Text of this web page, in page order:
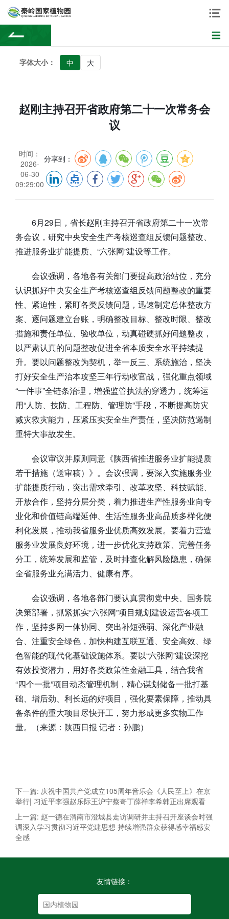
字体大小： 中 大
赵刚主持召开省政府第二十一次常务会
议
时间：
2026-
06-30
09:29:00
分享到：
6月29日，省长赵刚主持召开省政府第二十一次常
务会议，研究中央安全生产考核巡查组反馈问题整改、
推进服务业扩能提质、“六张网”建设等工作。
会议强调，各地各有关部门要提高政治站位，充分
认识抓好中央安全生产考核巡查组反馈问题整改的重要
性、紧迫性，紧盯各类反馈问题，迅速制定总体整改方
案、逐问题建立台账，明确整改目标、整改时限、整改
措施和责任单位、验收单位，动真碰硬抓好问题整改，
以严肃认真的问题整改促进全省本质安全水平持续提
升。要以问题整改为契机，举一反三、系统施治，坚决
打好安全生产治本攻坚三年行动收官战，强化重点领域
“一件事”全链条治理，增强监管执法的穿透力，统筹运
用“人防、技防、工程防、管理防”手段，不断提高防灾
减灾救灾能力，压紧压实安全生产责任，坚决防范遏制
重特大事故发生。
会议审议并原则同意《陕西省推进服务业扩能提质
若干措施（送审稿）》。会议强调，要深入实施服务业
扩能提质行动，突出需求牵引、改革攻坚、科技赋能、
开放合作，坚持分层分类，着力推进生产性服务业向专
业化和价值链高端延伸、生活性服务业高品质多样化便
利化发展，推动我省服务业优质高效发展。要着力营造
服务业发展良好环境，进一步优化支持政策、完善任务
分工，统筹发展和监管，及时排查化解风险隐患，确保
全省服务业充满活力、健康有序。
会议强调，各地各部门要认真贯彻党中央、国务院
决策部署，抓紧抓实“六张网”项目规划建设运营各项工
作，坚持多网一体协同、突出补短强弱、深化产业融
合、注重安全绿色，加快构建互联互通、安全高效、绿
色智能的现代化基础设施体系。要以“六张网”建设深挖
有效投资潜力，用好各类政策性金融工具，结合我省
“四个一批”项目动态管理机制，精心谋划储备一批打基
础、增后劲、利长远的好项目，强化要素保障，推动具
备条件的重大项目尽快开工，努力形成更多实物工作
量。（来源：陕西日报 记者：孙鹏）
下一篇: 庆祝中国共产党成立105周年音乐会《人民至上》在京
举行| 习近平李强赵乐际王沪宁蔡奇丁薛祥李希韩正出席观看
上一篇: 赵一德在渭南市澄城县走访调研并主持召开座谈会时强
调深入学习贯彻习近平党建思想 持续增强群众获得感幸福感安
全感
友情链接：